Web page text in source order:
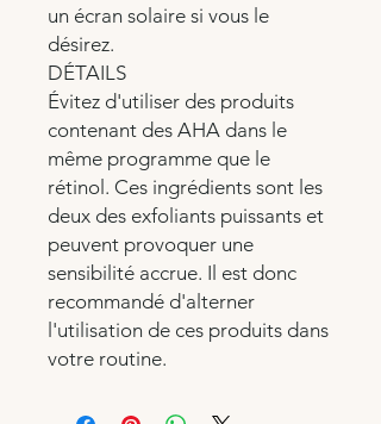
un écran solaire si vous le
désirez.
DÉTAILS
Évitez d'utiliser des produits
contenant des AHA dans le
même programme que le
rétinol. Ces ingrédients sont les
deux des exfoliants puissants et
peuvent provoquer une
sensibilité accrue. Il est donc
recommandé d'alterner
l'utilisation de ces produits dans
votre routine.